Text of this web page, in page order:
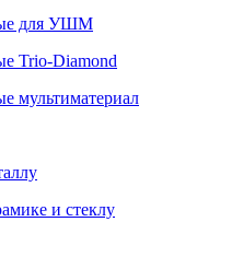
для УШМ
Trio-Diamond
мультиматериал
и стеклу